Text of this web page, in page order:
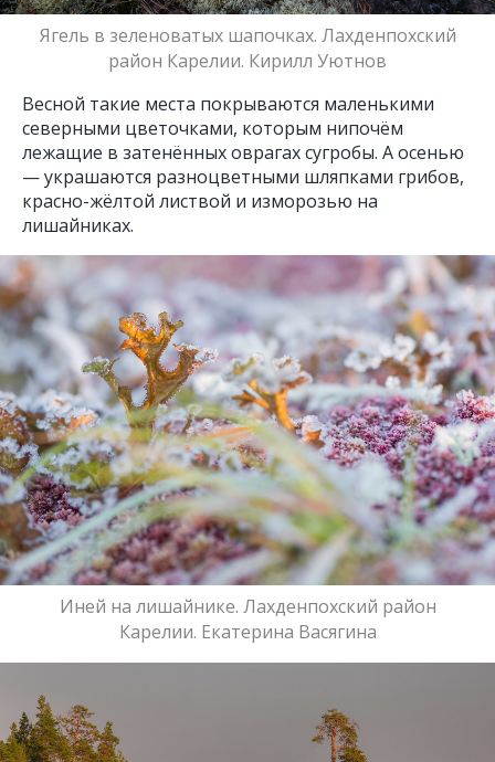
Ягель в зеленоватых шапочках. Лахденпохский
район Карелии. Кирилл Уютнов
Весной такие места покрываются маленькими
северными цветочками, которым нипочём
лежащие в затенённых оврагах сугробы. А осенью
— украшаются разноцветными шляпками грибов,
красно-жёлтой листвой и изморозью на
лишайниках.
Иней на лишайнике. Лахденпохский район
Карелии. Екатерина Васягина